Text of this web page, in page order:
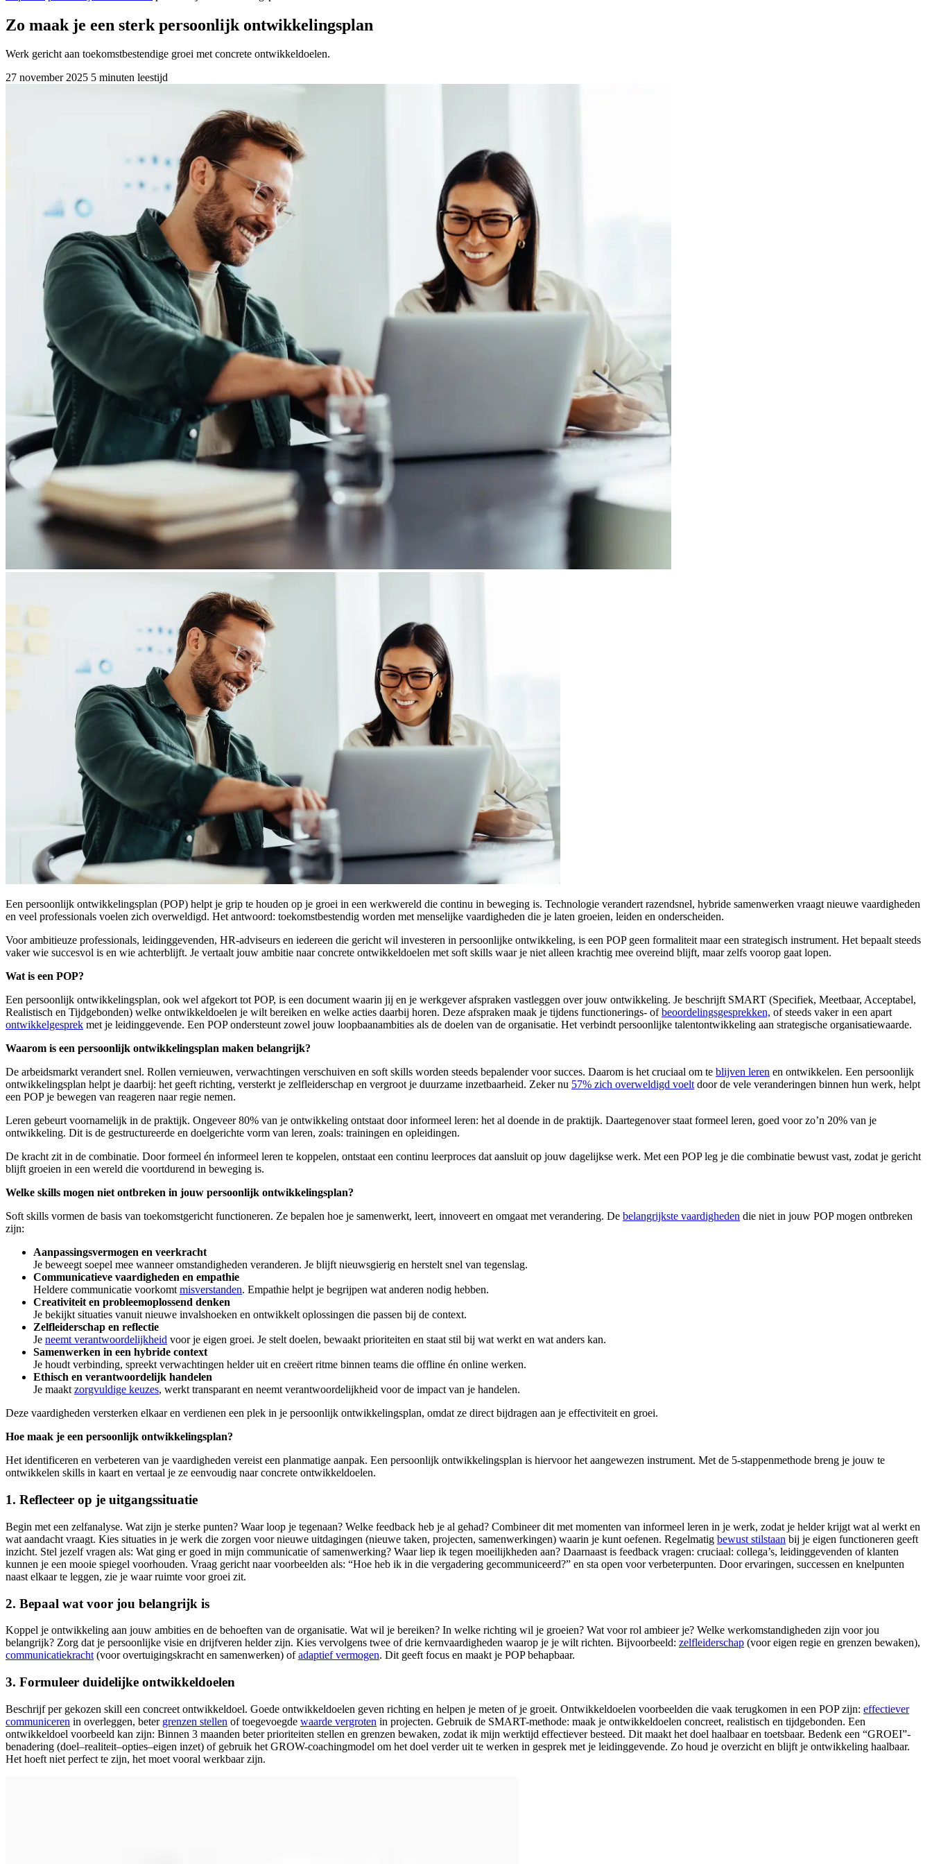
Zo maak je een sterk persoonlijk ontwikkelingsplan
Werk gericht aan toekomstbestendige groei met concrete ontwikkeldoelen.
27 november 2025 5 minuten leestijd
Een persoonlijk ontwikkelingsplan (POP) helpt je grip te houden op je groei in een werkwereld die continu in beweging is. Technologie verandert razendsnel, hybride samenwerken vraagt nieuwe vaardigheden
en veel professionals voelen zich overweldigd. Het antwoord: toekomstbestendig worden met menselijke vaardigheden die je laten groeien, leiden en onderscheiden.
Voor ambitieuze professionals, leidinggevenden, HR-adviseurs en iedereen die gericht wil investeren in persoonlijke ontwikkeling, is een POP geen formaliteit maar een strategisch instrument. Het bepaalt steeds
vaker wie succesvol is en wie achterblijft. Je vertaalt jouw ambitie naar concrete ontwikkeldoelen met soft skills waar je niet alleen krachtig mee overeind blijft, maar zelfs voorop gaat lopen.
Wat is een POP?
Een persoonlijk ontwikkelingsplan, ook wel afgekort tot POP, is een document waarin jij en je werkgever afspraken vastleggen over jouw ontwikkeling. Je beschrijft SMART (Specifiek, Meetbaar, Acceptabel,
Realistisch en Tijdgebonden) welke ontwikkeldoelen je wilt bereiken en welke acties daarbij horen. Deze afspraken maak je tijdens functionerings- ofbeoordelingsgesprekken, of steeds vaker in een apart
ontwikkelgesprek met je leidinggevende. Een POP ondersteunt zowel jouw loopbaanambities als de doelen van de organisatie. Het verbindt persoonlijke talentontwikkeling aan strategische organisatiewaarde.
Waarom is een persoonlijk ontwikkelingsplan maken belangrijk?
De arbeidsmarkt verandert snel. Rollen vernieuwen, verwachtingen verschuiven en soft skills worden steeds bepalender voor succes. Daarom is het cruciaal om te blijven leren en ontwikkelen. Een persoonlijk
ontwikkelingsplan helpt je daarbij: het geeft richting, versterkt je zelfleiderschap en vergroot je duurzame inzetbaarheid. Zeker nu 57% zich overweldigd voeltdoor de vele veranderingen binnen hun werk, helpt
een POP je bewegen van reageren naar regie nemen.
Leren gebeurt voornamelijk in de praktijk. Ongeveer 80% van je ontwikkeling ontstaat door informeel leren: het al doende in de praktijk. Daartegenover staat formeel leren, goed voor zo’n 20% van je
ontwikkeling. Dit is de gestructureerde en doelgerichte vorm van leren, zoals: trainingen en opleidingen.
De kracht zit in de combinatie. Door formeel én informeel leren te koppelen, ontstaat een continu leerproces dat aansluit op jouw dagelijkse werk. Met een POP leg je die combinatie bewust vast, zodat je gericht
blijft groeien in een wereld die voortdurend in beweging is.
Welke skills mogen niet ontbreken in jouw persoonlijk ontwikkelingsplan?
Soft skills vormen de basis van toekomstgericht functioneren. Ze bepalen hoe je samenwerkt, leert, innoveert en omgaat met verandering. De belangrijkste vaardigheden die niet in jouw POP mogen ontbreken
zijn:
Aanpassingsvermogen en veerkracht
Je beweegt soepel mee wanneer omstandigheden veranderen. Je blijft nieuwsgierig en herstelt snel van tegenslag.
Communicatieve vaardigheden en empathie
Heldere communicatie voorkomtmisverstanden. Empathie helpt je begrijpen wat anderen nodig hebben.
Creativiteit en probleemoplossend denken
Je bekijkt situaties vanuit nieuwe invalshoeken en ontwikkelt oplossingen die passen bij de context.
Zelfleiderschap en reflectie
Je neemt verantwoordelijkheid voor je eigen groei. Je stelt doelen, bewaakt prioriteiten en staat stil bij wat werkt en wat anders kan.
Samenwerken in een hybride context
Je houdt verbinding, spreekt verwachtingen helder uit en creëert ritme binnen teams die offline én online werken.
Ethisch en verantwoordelijk handelen
Je maaktzorgvuldige keuzes, werkt transparant en neemt verantwoordelijkheid voor de impact van je handelen.
Deze vaardigheden versterken elkaar en verdienen een plek in je persoonlijk ontwikkelingsplan, omdat ze direct bijdragen aan je effectiviteit en groei.
Hoe maak je een persoonlijk ontwikkelingsplan?
Het identificeren en verbeteren van je vaardigheden vereist een planmatige aanpak. Een persoonlijk ontwikkelingsplan is hiervoor het aangewezen instrument. Met de 5-stappenmethode breng je jouw te
ontwikkelen skills in kaart en vertaal je ze eenvoudig naar concrete ontwikkeldoelen.
1. Reflecteer op je uitgangssituatie
Begin met een zelfanalyse. Wat zijn je sterke punten? Waar loop je tegenaan? Welke feedback heb je al gehad? Combineer dit met momenten van informeel leren in je werk, zodat je helder krijgt wat al werkt en
wat aandacht vraagt. Kies situaties in je werk die zorgen voor nieuwe uitdagingen (nieuwe taken, projecten, samenwerkingen) waarin je kunt oefenen. Regelmatig bewust stilstaan bij je eigen functioneren geeft
inzicht. Stel jezelf vragen als: Wat ging er goed in mijn communicatie of samenwerking? Waar liep ik tegen moeilijkheden aan? Daarnaast is feedback vragen: cruciaal: collega’s, leidinggevenden of klanten
kunnen je een mooie spiegel voorhouden. Vraag gericht naar voorbeelden als: “Hoe heb ik in die vergadering gecommuniceerd?” en sta open voor verbeterpunten. Door ervaringen, successen en knelpunten
naast elkaar te leggen, zie je waar ruimte voor groei zit.
2. Bepaal wat voor jou belangrijk is
Koppel je ontwikkeling aan jouw ambities en de behoeften van de organisatie. Wat wil je bereiken? In welke richting wil je groeien? Wat voor rol ambieer je? Welke werkomstandigheden zijn voor jou
belangrijk? Zorg dat je persoonlijke visie en drijfveren helder zijn. Kies vervolgens twee of drie kernvaardigheden waarop je je wilt richten. Bijvoorbeeld: zelfleiderschap (voor eigen regie en grenzen bewaken),
communicatiekracht (voor overtuigingskracht en samenwerken) ofadaptief vermogen. Dit geeft focus en maakt je POP behapbaar.
3. Formuleer duidelijke ontwikkeldoelen
Beschrijf per gekozen skill een concreet ontwikkeldoel. Goede ontwikkeldoelen geven richting en helpen je meten of je groeit. Ontwikkeldoelen voorbeelden die vaak terugkomen in een POP zijn: effectiever
communiceren in overleggen, beter grenzen stellen of toegevoegde waarde vergroten in projecten. Gebruik de SMART-methode: maak je ontwikkeldoelen concreet, realistisch en tijdgebonden. Een
ontwikkeldoel voorbeeld kan zijn: Binnen 3 maanden beter prioriteiten stellen en grenzen bewaken, zodat ik mijn werktijd effectiever besteed. Dit maakt het doel haalbaar en toetsbaar. Bedenk een “GROEI”-
benadering (doel–realiteit–opties–eigen inzet) of gebruik het GROW-coachingmodel om het doel verder uit te werken in gesprek met je leidinggevende. Zo houd je overzicht en blijft je ontwikkeling haalbaar.
Het hoeft niet perfect te zijn, het moet vooral werkbaar zijn.